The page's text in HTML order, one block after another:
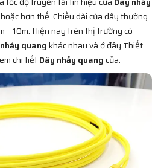
hơn thế. Chiều dài của dây thường
– 10m. Hiện nay trên thị trường có
quangkhác nhau và ở đây Thiết
chi tiếtDây nhảy quangcủa.